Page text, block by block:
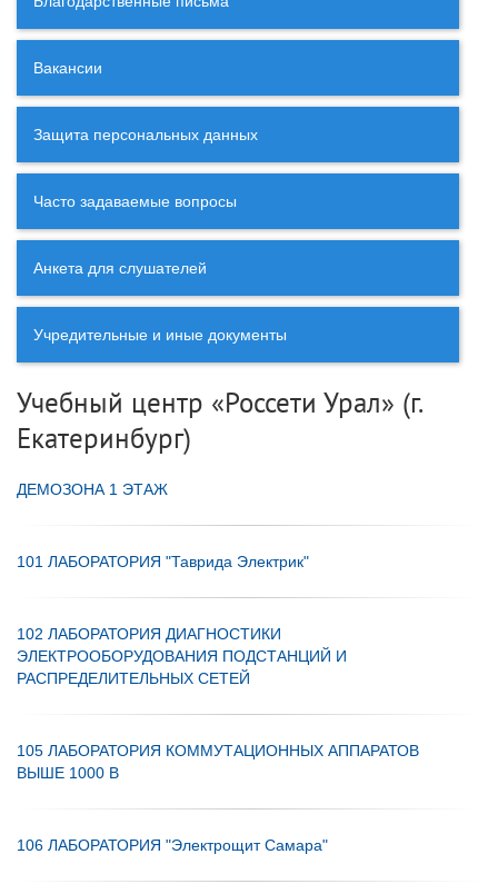
Вакансии
Защита персональных данных
Часто задаваемые вопросы
Анкета для слушателей
Учредительные и иные документы
Учебный центр «Россети Урал» (г.
Екатеринбург)
ДЕМОЗОНА 1 ЭТАЖ
101 ЛАБОРАТОРИЯ "Таврида Электрик"
102 ЛАБОРАТОРИЯ ДИАГНОСТИКИ
ЭЛЕКТРООБОРУДОВАНИЯ ПОДСТАНЦИЙ И
РАСПРЕДЕЛИТЕЛЬНЫХ СЕТЕЙ
105 ЛАБОРАТОРИЯ КОММУТАЦИОННЫХ АППАРАТОВ
ВЫШЕ 1000 В
106 ЛАБОРАТОРИЯ "Электрощит Самара"